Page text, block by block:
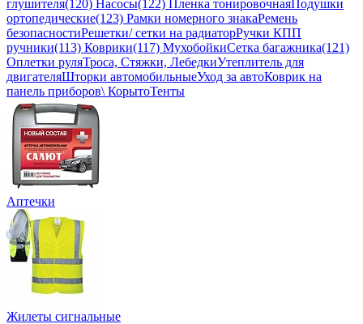
глушителя(120) Насосы(122) Пленка тонировочнаяПодушки
ортопедические(123) Рамки номерного знакаРемень
безопасностиРешетки/ сетки на радиаторРучки КПП
ручники(113) Коврики(117) МухобойкиСетка багажника(121)
Оплетки руляТроса, Стяжки, ЛебедкиУтеплитель для
двигателяШторки автомобильныеУход за автоКоврик на
панель приборов\ КорытоТенты
Аптечки
Жилеты сигнальные